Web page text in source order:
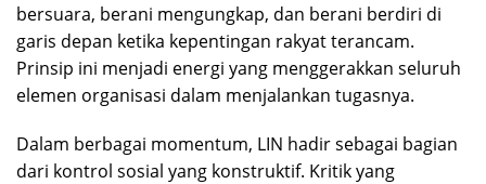
bersuara, berani mengungkap, dan berani berdiri di
garis depan ketika kepentingan rakyat terancam.
Prinsip ini menjadi energi yang menggerakkan seluruh
elemen organisasi dalam menjalankan tugasnya.
Dalam berbagai momentum, LIN hadir sebagai bagian
dari kontrol sosial yang konstruktif. Kritik yang